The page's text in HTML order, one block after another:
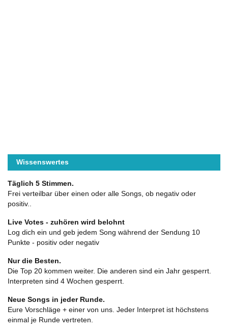
Wissenswertes
Täglich 5 Stimmen.
Frei verteilbar über einen oder alle Songs, ob negativ oder
positiv..
Live Votes - zuhören wird belohnt
Log dich ein und geb jedem Song während der Sendung 10
Punkte - positiv oder negativ
Nur die Besten.
Die Top 20 kommen weiter. Die anderen sind ein Jahr gesperrt.
Interpreten sind 4 Wochen gesperrt.
Neue Songs in jeder Runde.
Eure Vorschläge + einer von uns. Jeder Interpret ist höchstens
einmal je Runde vertreten.